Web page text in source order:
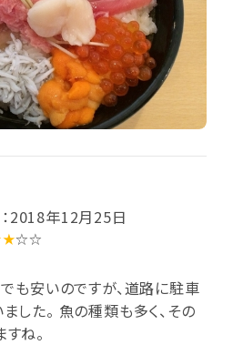
2018年12月25日
☆☆
も安いのですが、道路に駐車
した。 魚の種類も多く、その
ね。